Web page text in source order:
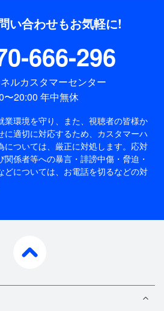
い合わせもお気軽に!
666-296
ルカスタマーセンター
〜20:00 年中無休
業環境を守り、また、視聴者の皆様か
適切に対応するため、 カスタマーハ
については、厳正に対処します。応対
係者等への暴言・誹謗中傷・脅迫・
どについては、お電話を切るなどの対